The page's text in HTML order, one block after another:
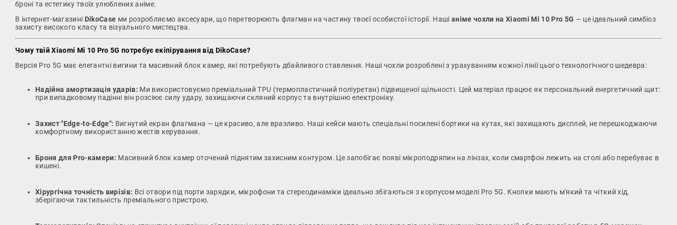
броні та естетику твоїх улюблених аніме.
В інтернет-магазині DikoCase ми розробляємо аксесуари, що перетворюють флагман на частину твоєї особистої історії. Нашіаніме чохли на Xiaomi Mi 10 Pro 5G — це ідеальний симбіоз
захисту високого класу та візуального мистецтва.
Чому твій Xiaomi Mi 10 Pro 5G потребує екіпірування від DikoCase?
Версія Pro 5G має елегантні вигини та масивний блок камер, які потребують дбайливого ставлення. Наші чохли розроблені з урахуванням кожної лінії цього технологічного шедевра:
Надійна амортизація ударів: Ми використовуємо преміальний TPU (термопластичний поліуретан) підвищеної щільності. Цей матеріал працює як персональний енергетичний щит:
при випадковому падінні він розсіює силу удару, захищаючи скляний корпус та внутрішню електроніку.
Захист "Edge-to-Edge": Вигнутий екран флагмана — це красиво, але вразливо. Наші кейси мають спеціальні посилені бортики на кутах, які захищають дисплей, не перешкоджаючи
комфортному використанню жестів керування.
Броня для Pro-камери: Масивний блок камер оточений піднятим захисним контуром. Це запобігає появі мікроподряпин на лінзах, коли смартфон лежить на столі або перебуває в
кишені.
Хірургічна точність вирізів: Всі отвори під порти зарядки, мікрофони та стереодинаміки ідеально збігаються з корпусом моделі Pro 5G. Кнопки мають м'який та чіткий хід,
зберігаючи тактильність преміального пристрою.